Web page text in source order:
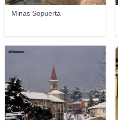
Minas Sopuerta
elriscoex